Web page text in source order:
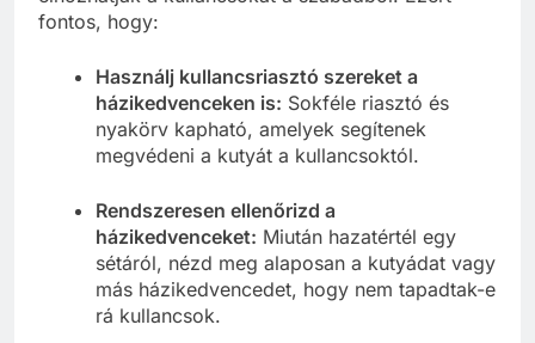
fontos, hogy:
Használj kullancsriasztó szereket a
házikedvenceken is: Sokféle riasztó és
nyakörv kapható, amelyek segítenek
megvédeni a kutyát a kullancsoktól.
Rendszeresen ellenőrizd a
házikedvenceket: Miután hazatértél egy
sétáról, nézd meg alaposan a kutyádat vagy
más házikedvencedet, hogy nem tapadtak-e
rá kullancsok.